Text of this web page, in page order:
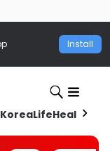
Install
KoreaLifeHealth